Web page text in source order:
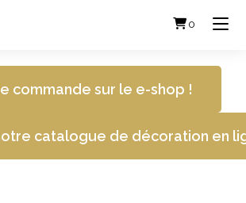
0
commande sur le e-shop !
catalogue de décoration en